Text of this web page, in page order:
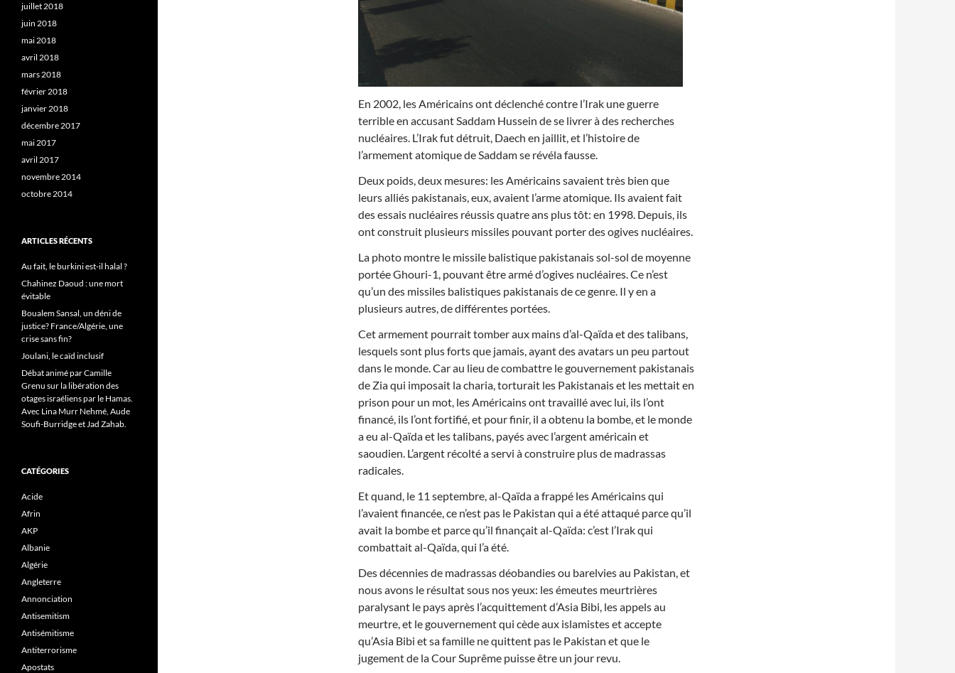
En 2002, les Américains ont déclenché contre l’Irak une guerre
terrible en accusant Saddam Hussein de se livrer à des recherches
nucléaires. L’Irak fut détruit, Daech en jaillit, et l’histoire de
l’armement atomique de Saddam se révéla fausse.
Deux poids, deux mesures: les Américains savaient très bien que
leurs alliés pakistanais, eux, avaient l’arme atomique. Ils avaient fait
des essais nucléaires réussis quatre ans plus tôt: en 1998. Depuis, ils
ont construit plusieurs missiles pouvant porter des ogives nucléaires.
La photo montre le missile balistique pakistanais sol-sol de moyenne
portée Ghouri-1, pouvant être armé d’ogives nucléaires. Ce n’est
qu’un des missiles balistiques pakistanais de ce genre. Il y en a
plusieurs autres, de différentes portées.
Cet armement pourrait tomber aux mains d’al-Qaïda et des talibans,
lesquels sont plus forts que jamais, ayant des avatars un peu partout
dans le monde. Car au lieu de combattre le gouvernement pakistanais
de Zia qui imposait la charia, torturait les Pakistanais et les mettait en
prison pour un mot, les Américains ont travaillé avec lui, ils l’ont
financé, ils l’ont fortifié, et pour finir, il a obtenu la bombe, et le monde
a eu al-Qaïda et les talibans, payés avec l’argent américain et
saoudien. L’argent récolté a servi à construire plus de madrassas
radicales.
Et quand, le 11 septembre, al-Qaïda a frappé les Américains qui
l’avaient financée, ce n’est pas le Pakistan qui a été attaqué parce qu’il
avait la bombe et parce qu’il finançait al-Qaïda: c’est l’Irak qui
combattait al-Qaïda, qui l’a été.
Des décennies de madrassas déobandies ou barelvies au Pakistan, et
nous avons le résultat sous nos yeux: les émeutes meurtrières
paralysant le pays après l’acquittement d’Asia Bibi, les appels au
meurtre, et le gouvernement qui cède aux islamistes et accepte
qu’Asia Bibi et sa famille ne quittent pas le Pakistan et que le
jugement de la Cour Suprême puisse être un jour revu.
juillet 2018
juin 2018
mai 2018
avril 2018
mars 2018
février 2018
janvier 2018
décembre 2017
mai 2017
avril 2017
novembre 2014
octobre 2014
ARTICLES RÉCENTS
Au fait, le burkini est-il halal ?
Chahinez Daoud : une mort
évitable
Boualem Sansal, un déni de
justice? France/Algérie, une
crise sans fin?
Joulani, le caïd inclusif
Débat animé par Camille
Grenu sur la libération des
otages israéliens par le Hamas.
Avec Lina Murr Nehmé, Aude
Soufi-Burridge et Jad Zahab.
CATÉGORIES
Acide
Afrin
AKP
Albanie
Algérie
Angleterre
Annonciation
Antisemitism
Antisémitisme
Antiterrorisme
Apostats